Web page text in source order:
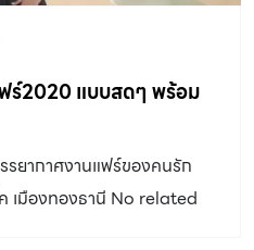
หนึ่งเหมือนถ้ำที่สร้างความ
เห็น อีกทั้งยังทำหน้าที่เป็น
ายเทียมเพื่อสื่อถึงเกลียว
าเข้าไปภายในสวน หลังจาก
ของลมทะเล ก็เข้าสู่
ดมไปด้วยมอสส์และเฟิน อีก
ร์2020 แบบสดๆ พร้อม
ยากาศงานแฟร์ของคนรัก
เมืองทองธานี No related